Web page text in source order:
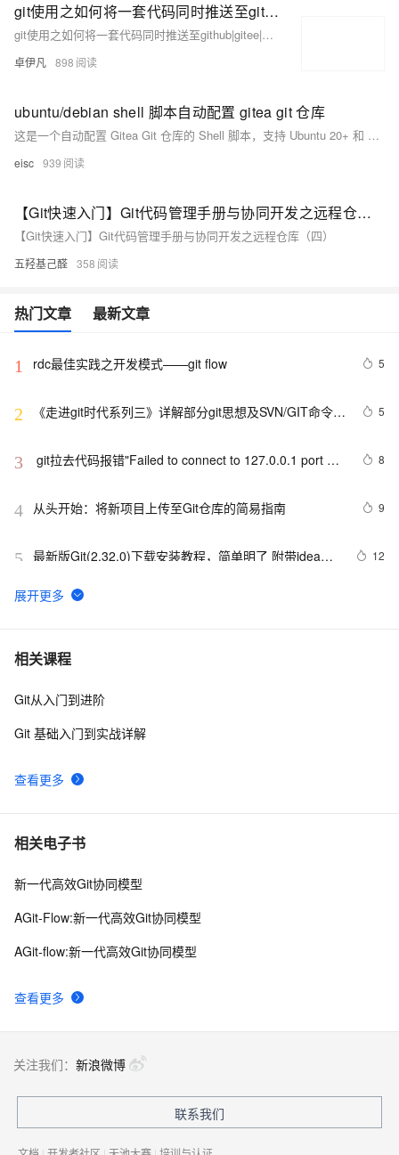
git使用之如何将一套代码同时推送至github|gitee|gitcode|gitlab等多个仓库-含添加ssh-优雅草央千澈完美解决-提供整体提交代码
git使用之如何将一套代码同时推送至github|gitee|gitcode|gitlab等多个仓库-含添加ssh-优雅草央千澈完美解决-提供整体提交代码
卓伊凡 898
ubuntu/debian shell 脚本自动配置 gitea git 仓库
这是一个自动配置 Gitea Git 仓库的 Shell 脚本，支持 Ubuntu 20+ 和 Debian 12+ 系统。脚本会创建必要的目录、下载并安装 Gitea，创建 Gitea 用户和服务，确保 Gitea 在系统启动时自动运行。用户可以选择从官方或小绿叶技术博客下载安装包。
eisc 939
【Git快速入门】Git代码管理手册与协同开发之远程仓库（四）
【Git快速入门】Git代码管理手册与协同开发之远程仓库（四）
五羟基己醛 358
热门文章 最新文章
1 rdc最佳实践之开发模式——git flow 5
2
《走进git时代系列三》详解部分git思想及SVN/GIT命令对
5
3
git拉去代码报错"Failed to connect to 127.0.0.1 port
8
4 从头开始：将新项目上传至Git仓库的简易指南 9
5 最新版Git(2.32.0)下载安装教程，简单明了 附带idea配
12
6 git使用
7 71_数据版本控制：Git与DVC在LLM开发中的最佳实践
8 成功解决git rebase问题：First, rewinding head to
相关课程
查看更多
Git从入门到进阶
Git 基础入门到实战详解
相关电子书
查看更多
新一代高效Git协同模型
AGit-Flow:新一代高效Git协同模型
AGit-flow:新一代高效Git协同模型
关注我们： 新浪微博
联系我们